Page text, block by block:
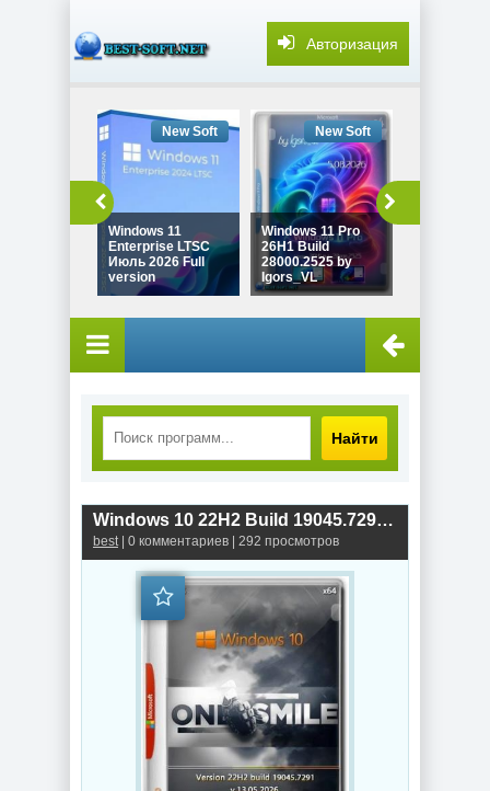
Авторизация
Windows 11
Enterprise LTSC
Июль 2026 Full
version
New Soft
Windows 11 Pro
26H1 Build
28000.2525 by
Igors_VL
New Soft
Найти
Windows 10 22H2 Build 19045.7291 x64 by OneSmiLe
best| 0 комментариев | 292 просмотров